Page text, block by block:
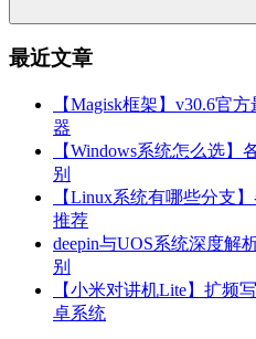
最近文章
【Magisk框架】v30.6官
器
【Windows系统怎么选
别
【Linux系统有哪些分支
推荐
deepin与UOS系统深度解
别
【小米对讲机Lite】扩频
卓系统